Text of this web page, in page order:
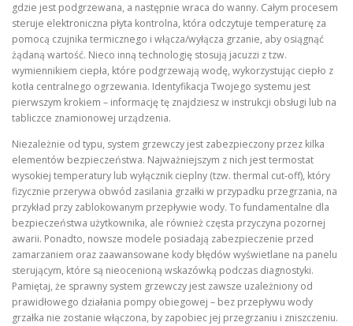
gdzie jest podgrzewana, a następnie wraca do wanny. Całym procesem
steruje elektroniczna płyta kontrolna, która odczytuje temperaturę za
pomocą czujnika termicznego i włącza/wyłącza grzanie, aby osiągnąć
żądaną wartość. Nieco inną technologię stosują jacuzzi z tzw.
wymiennikiem ciepła, które podgrzewają wodę, wykorzystując ciepło z
kotła centralnego ogrzewania. Identyfikacja Twojego systemu jest
pierwszym krokiem – informację tę znajdziesz w instrukcji obsługi lub na
tabliczce znamionowej urządzenia.
Niezależnie od typu, system grzewczy jest zabezpieczony przez kilka
elementów bezpieczeństwa. Najważniejszym z nich jest termostat
wysokiej temperatury lub wyłącznik cieplny (tzw. thermal cut-off), który
fizycznie przerywa obwód zasilania grzałki w przypadku przegrzania, na
przykład przy zablokowanym przepływie wody. To fundamentalne dla
bezpieczeństwa użytkownika, ale również częsta przyczyna pozornej
awarii. Ponadto, nowsze modele posiadają zabezpieczenie przed
zamarzaniem oraz zaawansowane kody błędów wyświetlane na panelu
sterującym, które są nieocenioną wskazówką podczas diagnostyki.
Pamiętaj, że sprawny system grzewczy jest zawsze uzależniony od
prawidłowego działania pompy obiegowej – bez przepływu wody
grzałka nie zostanie włączona, by zapobiec jej przegrzaniu i zniszczeniu.